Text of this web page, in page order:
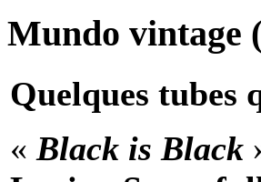
Mundo vintage
Quelques tubes
« Black is Black